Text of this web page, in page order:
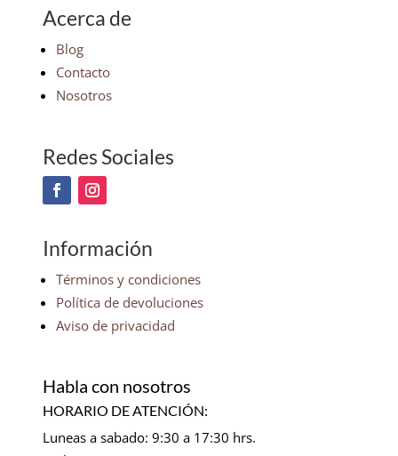
Acerca de
Blog
Contacto
Nosotros
Redes Sociales
Información
Términos y condiciones
Política de devoluciones
Aviso de privacidad
Habla con nosotros
HORARIO DE ATENCIÓN:
Luneas a sabado: 9:30 a 17:30 hrs.